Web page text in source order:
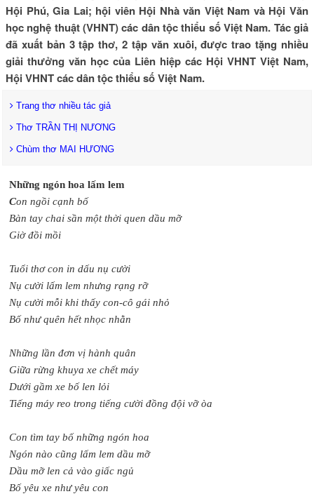
Hội Phú, Gia Lai; hội viên Hội Nhà văn Việt Nam và Hội Văn
học nghệ thuật (VHNT) các dân tộc thiểu số Việt Nam. Tác giả
đã xuất bản 3 tập thơ, 2 tập văn xuôi, được trao tặng nhiều
giải thưởng văn học của Liên hiệp các Hội VHNT Việt Nam,
Hội VHNT các dân tộc thiểu số Việt Nam.
Trang thơ nhiều tác giả
Thơ TRẦN THỊ NƯƠNG
Chùm thơ MAI HƯƠNG
Những ngón hoa lấm lem
Con ngồi cạnh bố
Bàn tay chai sần một thời quen dầu mỡ
Giờ đồi mồi
Tuổi thơ con in dấu nụ cười
Nụ cười lấm lem nhưng rạng rỡ
Nụ cười mỗi khi thấy con-cô gái nhỏ
Bố như quên hết nhọc nhằn
Những lần đơn vị hành quân
Giữa rừng khuya xe chết máy
Dưới gầm xe bố len lỏi
Tiếng máy reo trong tiếng cười đồng đội vỡ òa
Con tìm tay bố những ngón hoa
Ngón nào cũng lấm lem dầu mỡ
Dầu mỡ len cả vào giấc ngủ
Bố yêu xe như yêu con